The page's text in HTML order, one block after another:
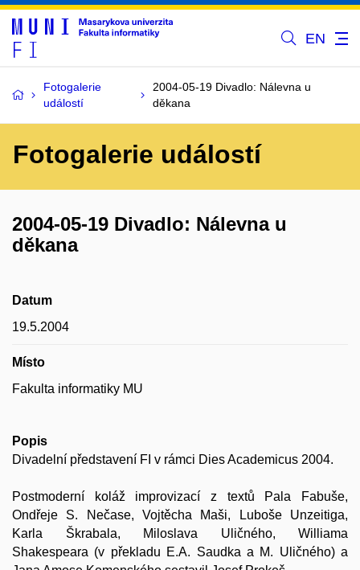
EN
Fotogalerie
událostí
2004-05-19 Divadlo: Nálevna u
děkana
Fotogalerie událostí
2004-05-19 Divadlo: Nálevna u
děkana
Datum
19.5.2004
Místo
Fakulta informatiky MU
Popis
Divadelní představení FI v rámci Dies Academicus 2004.
Postmoderní koláž improvizací z textů Pala Fabuše,
Ondřeje S. Nečase, Vojtěcha Maši, Luboše Unzeitiga,
Karla Škrabala, Miloslava Uličného, Williama
Shakespeara (v překladu E.A. Saudka a M. Uličného) a